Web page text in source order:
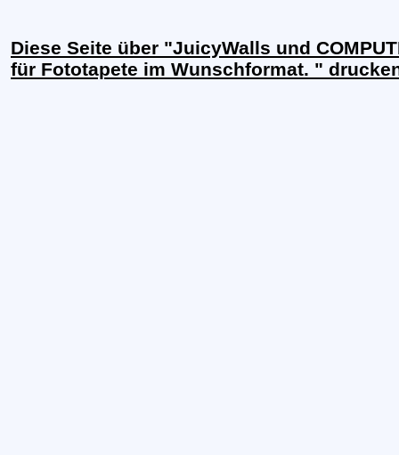
Diese Seite über "JuicyWalls und
für Fototapete im Wunschformat. "